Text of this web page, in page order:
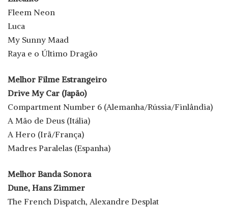
Fleem Neon
Luca
My Sunny Maad
Raya e o Último Dragão
Melhor Filme Estrangeiro
Drive My Car (Japão)
Compartment Number 6 (Alemanha/Rússia/Finlândia)
A Mão de Deus (Itália)
A Hero (Irã/França)
Madres Paralelas (Espanha)
Melhor Banda Sonora
Dune, Hans Zimmer
The French Dispatch, Alexandre Desplat